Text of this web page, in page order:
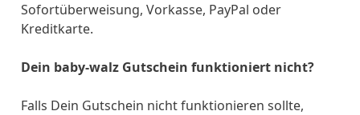
Sofortüberweisung, Vorkasse, PayPal oder
Kreditkarte.
Dein baby-walz Gutschein funktioniert nicht?
Falls Dein Gutschein nicht funktionieren sollte,